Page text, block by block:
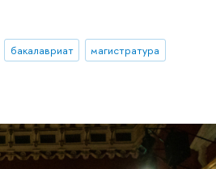
бакалавриат магистратура